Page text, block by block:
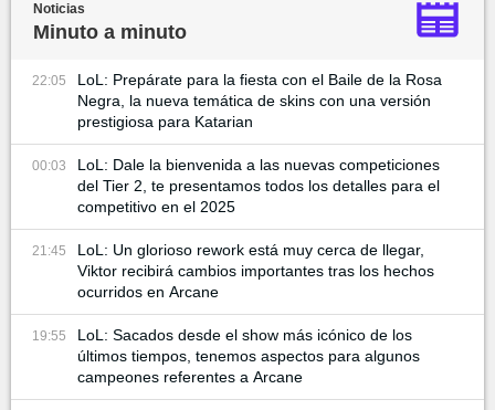
Noticias
Minuto a minuto
22:05
LoL: Prepárate para la fiesta con el Baile de la Rosa
Negra, la nueva temática de skins con una versión
prestigiosa para Katarian
00:03
LoL: Dale la bienvenida a las nuevas competiciones
del Tier 2, te presentamos todos los detalles para el
competitivo en el 2025
21:45
LoL: Un glorioso rework está muy cerca de llegar,
Viktor recibirá cambios importantes tras los hechos
ocurridos en Arcane
19:55
LoL: Sacados desde el show más icónico de los
últimos tiempos, tenemos aspectos para algunos
campeones referentes a Arcane